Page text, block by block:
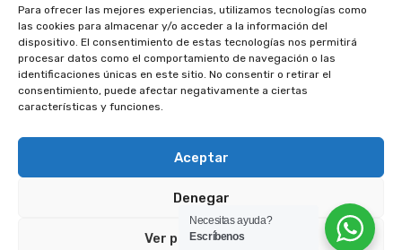
Para ofrecer las mejores experiencias, utilizamos tecnologías como
las cookies para almacenar y/o acceder a la información del
dispositivo. El consentimiento de estas tecnologías nos permitirá
procesar datos como el comportamiento de navegación o las
identificaciones únicas en este sitio. No consentir o retirar el
consentimiento, puede afectar negativamente a ciertas
características y funciones.
Aceptar
Denegar
Ver preferencias
Contactos:
Dirección: Avn. La Naranja y Héroes del Cenepa.
Teléfonos:(593) 03249-522
Necesitas ayuda?
Escríbenos